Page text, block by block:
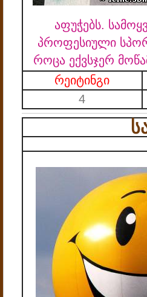
აფუჭებს.
პროფესიული
როცა ექვსჯერ
რეიტინგი
4